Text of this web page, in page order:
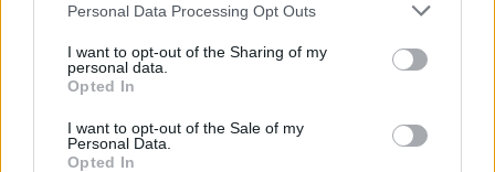
Personal Data Processing Opt Outs
I want to opt-out of the Sharing of my
personal data.
Opted In
I want to opt-out of the Sale of my
Personal Data.
Opted In